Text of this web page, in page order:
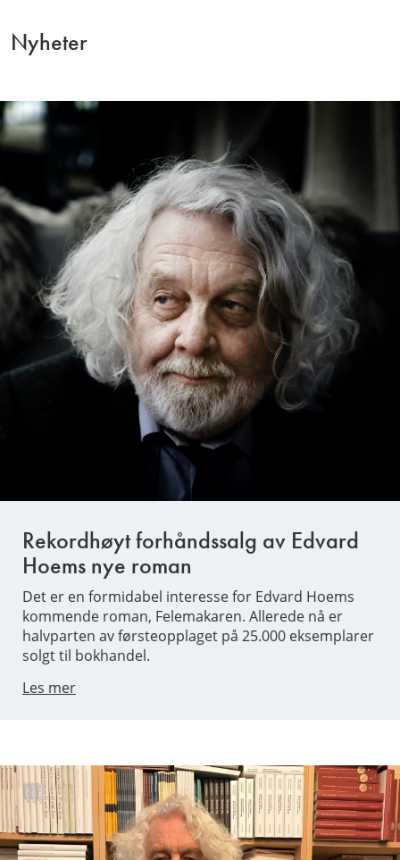
Nyheter
Rekordhøyt forhåndssalg av Edvard
Hoems nye roman
Det er en formidabel interesse for Edvard Hoems
kommende roman, Felemakaren. Allerede nå er
halvparten av førsteopplaget på 25.000 eksemplarer
solgt til bokhandel.
Les mer